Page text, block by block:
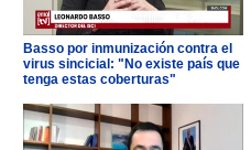
Basso por inmunización contra el
virus sincicial: "No existe país que
tenga estas coberturas"